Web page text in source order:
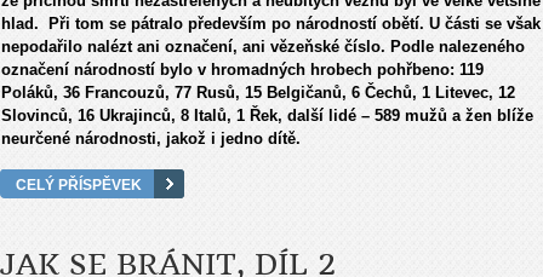
hlad. Při tom se pátralo především po národností obětí. U části se však
nepodařilo nalézt ani označení, ani vězeňské číslo. Podle nalezeného
označení národností bylo v hromadných hrobech pohřbeno: 119
Poláků, 36 Francouzů, 77 Rusů, 15 Belgičanů, 6 Čechů, 1 Litevec, 12
Slovinců, 16 Ukrajinců, 8 Italů, 1 Řek, další lidé – 589 mužů a žen blíže
neurčené národnosti, jakož i jedno dítě.
CELÝ PŘÍSPĚVEK
JAK SE BRÁNIT, DÍL 2